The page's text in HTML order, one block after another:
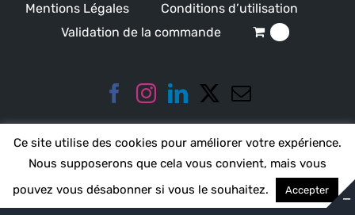
Mentions Légales
Conditions d’utilisation
Validation de la commande
Ce site utilise des cookies pour améliorer votre expérience.
Nous supposerons que cela vous convient, mais vous
pouvez vous désabonner si vous le souhaitez.
Accepter